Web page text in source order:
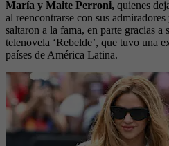
María y Maite Perroni, quienes
al reencontrarse con sus
saltaron a la fama, en parte gracias a
telenovela ‘Rebelde’, que tuvo una
países de América Latina.